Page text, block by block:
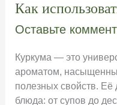
Как
Оставьте
Куркума — это
ароматом,
полезных свойств.
блюда: от супов до